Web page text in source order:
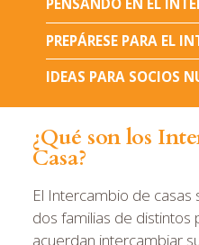
PENSANDO EN EL
PREPÁRESE PARA EL
IDEAS PARA SOCIOS
¿Qué son los
Casa?
El Intercambio de
dos familias de distintos
acuerdan intercambiar